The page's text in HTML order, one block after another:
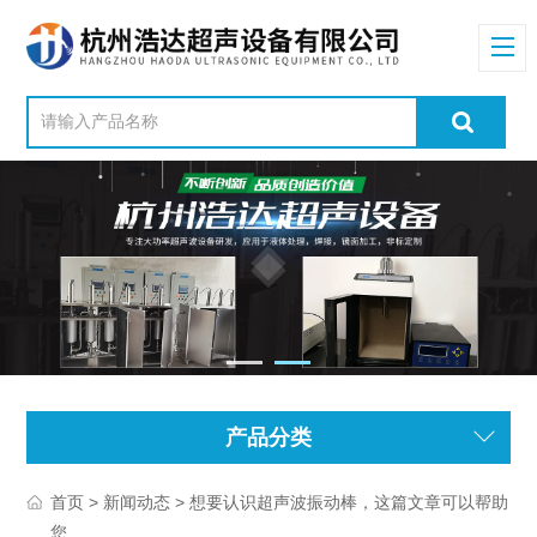
产品分类
首页 > 新闻动态 > 想要认识超声波振动棒，这篇文章可以帮助
您